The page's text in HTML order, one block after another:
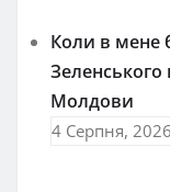
Коли в мене
Зеленського
Молдови
4 Серпня, 2026